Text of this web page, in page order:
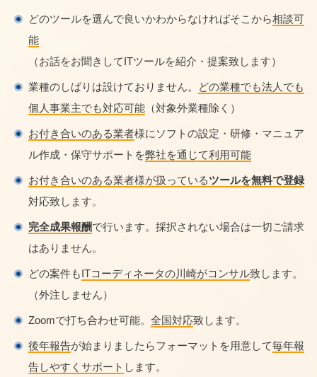
どのツールを選んで良いかわからなければそこから相談可
能
（お話をお聞きしてITツールを紹介・提案致します）
業種のしばりは設けておりません。
どの業種でも法人でも
個人事業主でも対応可能 （対象外業種除く）
お付き合いのある業者様にソフトの設定・研修・マニュア
ル作成・保守サポートを弊社を通じて利用可能
お付き合いのある業者様が扱っているツールを無料で登録
対応致します。
完全成果報酬で行います。採択されない場合は一切ご請求
はありません。
どの案件もITコーディネータの川崎がコンサル致します。
（外注しません）
Zoomで打ち合わせ可能。 全国対応致します。
後年報告が始まりましたらフォーマットを用意して毎年報
告しやすくサポート します。